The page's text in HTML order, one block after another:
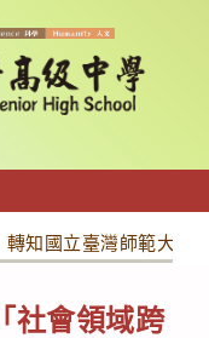
轉知國立臺灣師範大學
社會領域跨